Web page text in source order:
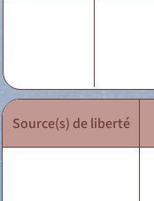
Source(s) de liberté